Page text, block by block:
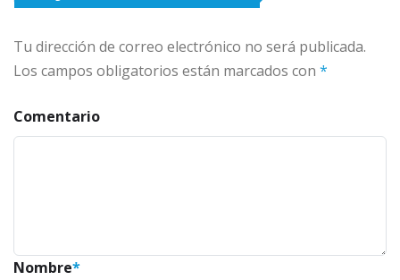
Tu dirección de correo electrónico no será publicada.
Los campos obligatorios están marcados con *
Comentario
Nombre*